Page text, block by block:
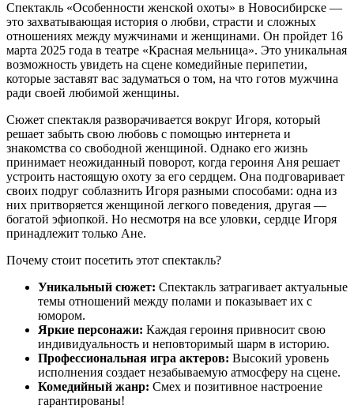
Спектакль «Особенности женской охоты» в Новосибирске —
это захватывающая история о любви, страсти и сложных
отношениях между мужчинами и женщинами. Он пройдет 16
марта 2025 года в театре «Красная мельница». Это уникальная
возможность увидеть на сцене комедийные перипетии,
которые заставят вас задуматься о том, на что готов мужчина
ради своей любимой женщины.
Сюжет спектакля разворачивается вокруг Игоря, который
решает забыть свою любовь с помощью интернета и
знакомства со свободной женщиной. Однако его жизнь
принимает неожиданный поворот, когда героиня Аня решает
устроить настоящую охоту за его сердцем. Она подговаривает
своих подруг соблазнить Игоря разными способами: одна из
них притворяется женщиной легкого поведения, другая —
богатой эфиопкой. Но несмотря на все уловки, сердце Игоря
принадлежит только Ане.
Почему стоит посетить этот спектакль?
Уникальный сюжет: Спектакль затрагивает актуальные
темы отношений между полами и показывает их с
юмором.
Яркие персонажи: Каждая героиня привносит свою
индивидуальность и неповторимый шарм в историю.
Профессиональная игра актеров: Высокий уровень
исполнения создает незабываемую атмосферу на сцене.
Комедийный жанр: Смех и позитивное настроение
гарантированы!